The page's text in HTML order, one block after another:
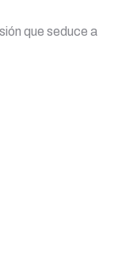
que seduce a